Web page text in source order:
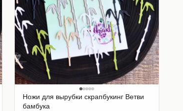
Ножи для вырубки скрапбукинг Ветви
бамбука